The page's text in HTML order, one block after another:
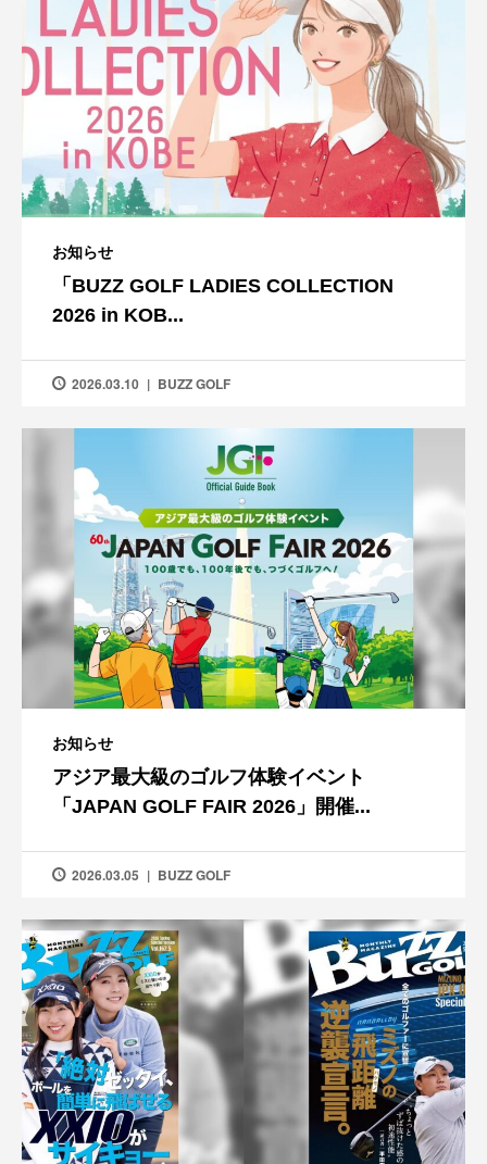
お知らせ
「BUZZ GOLF LADIES COLLECTION
2026 in KOB...
2026.03.10 BUZZ GOLF
お知らせ
アジア最大級のゴルフ体験イベント
「JAPAN GOLF FAIR 2026」開催...
2026.03.05 BUZZ GOLF